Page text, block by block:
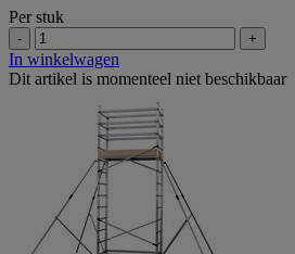
Per stuk
- +
In winkelwagen
Dit artikel is momenteel niet beschikbaar